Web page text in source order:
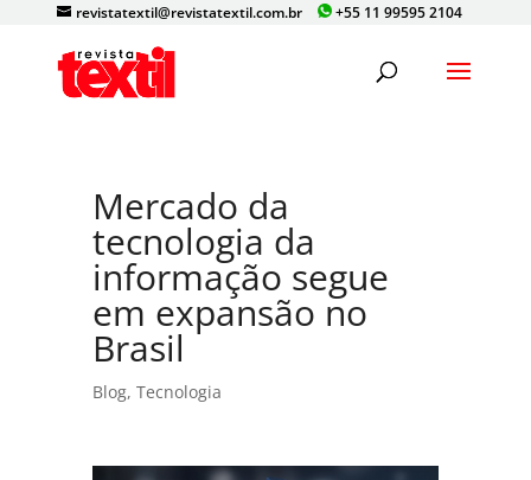
+55 11 99595 2104
revistatextil@revistatextil.com.br
Mercado da
tecnologia da
informação segue
em expansão no
Brasil
Blog,Tecnologia